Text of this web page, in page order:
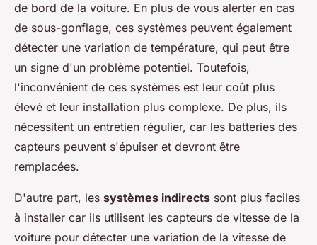
de bord de la voiture. En plus de vous alerter en cas
de sous-gonflage, ces systèmes peuvent également
détecter une variation de température, qui peut être
un signe d'un problème potentiel. Toutefois,
l'inconvénient de ces systèmes est leur coût plus
élevé et leur installation plus complexe. De plus, ils
nécessitent un entretien régulier, car les batteries des
capteurs peuvent s'épuiser et devront être
remplacées.
D'autre part, les systèmes indirects sont plus faciles
à installer car ils utilisent les capteurs de vitesse de la
voiture pour détecter une variation de la vitesse de